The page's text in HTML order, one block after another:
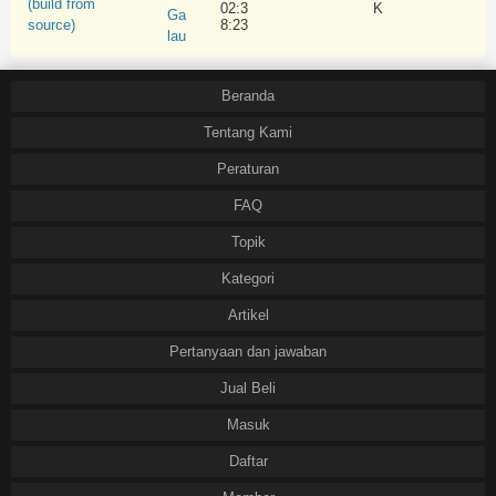
(build from
source)
Ga
lau
02:3
8:23
K
Beranda
Tentang Kami
Peraturan
FAQ
Topik
Kategori
Artikel
Pertanyaan dan jawaban
Jual Beli
Masuk
Daftar